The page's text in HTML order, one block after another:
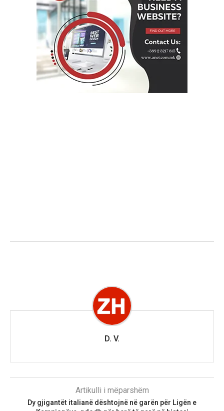
D. V.
Artikulli i mëparshëm
Dy gjigantët italianë dështojnë në garën për Ligën e